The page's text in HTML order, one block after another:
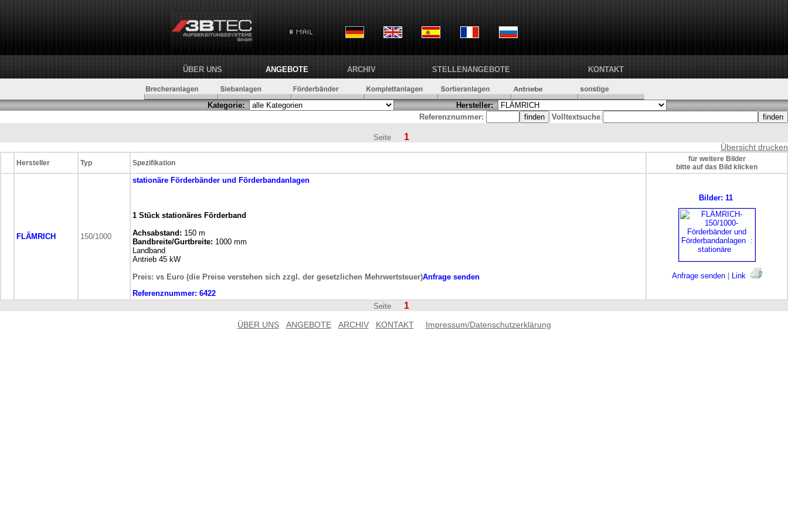
ÜBER UNS ANGEBOTE ARCHIV STELLENANGEBOTE KONTAKT
Kategorie:
Hersteller:
Referenznummer:
Volltextsuche:
Seite 1
Übersicht drucken
Hersteller Typ Spezifikation
für weitere Bilder
bitte auf das Bild klicken
FLÄMRICH 150/1000
stationäre Förderbänder und Förderbandanlagen
1 Stück stationäres Förderband
Achsabstand: 150 m
Bandbreite/Gurtbreite: 1000 mm
Landband
Antrieb 45 kW
Preis: vs Euro (die Preise verstehen sich zzgl. der gesetzlichen Mehrwertsteuer)Anfrage senden
Referenznummer: 6422
Bilder: 11
Anfrage senden| Link
Seite 1
ÜBER UNS ANGEBOTE ARCHIV KONTAKT Impressum/Datenschutzerklärung